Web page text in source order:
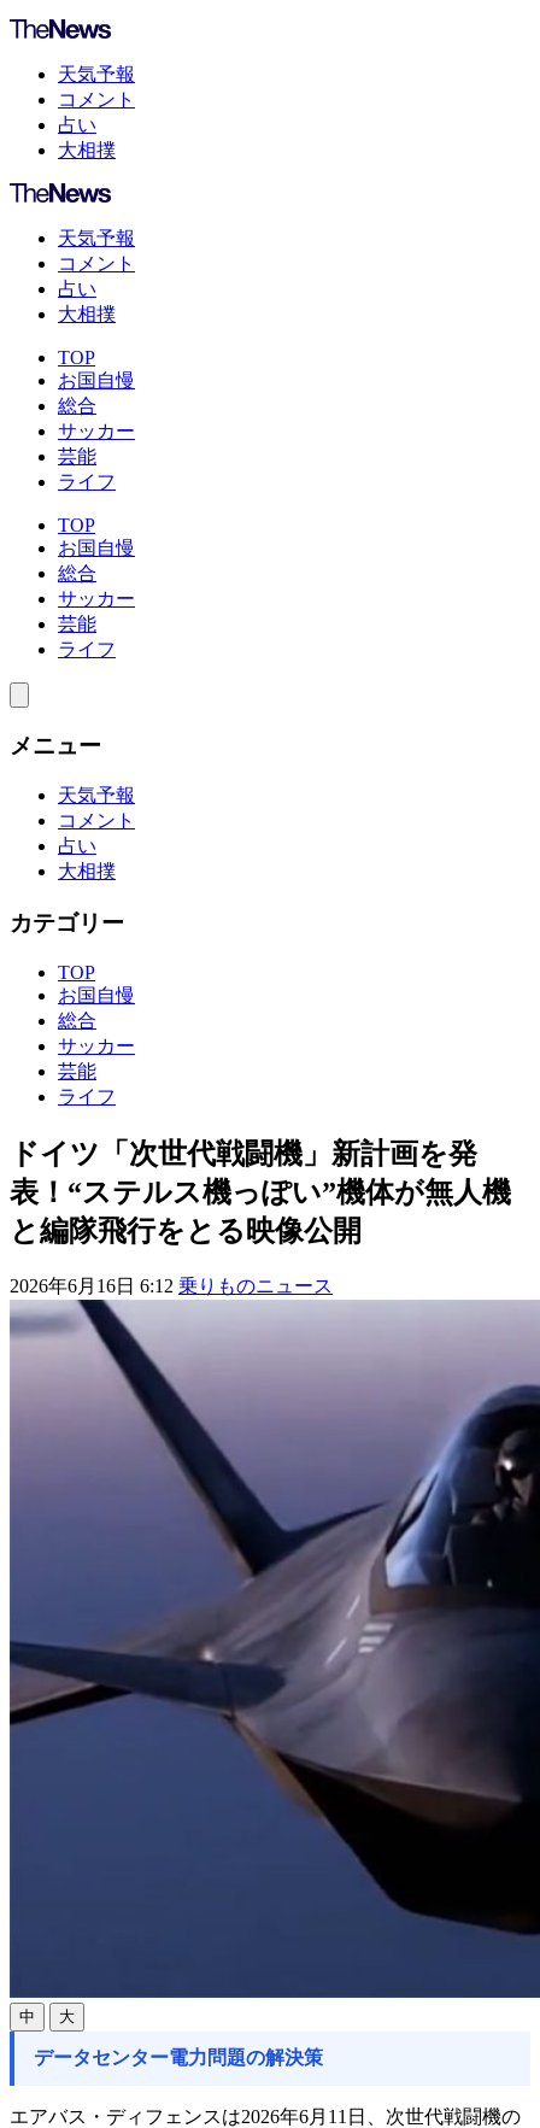
天気予報
コメント
占い
大相撲
天気予報
コメント
占い
大相撲
TOP
お国自慢
総合
サッカー
芸能
ライフ
TOP
お国自慢
総合
サッカー
芸能
ライフ
メニュー
天気予報
コメント
占い
大相撲
カテゴリー
TOP
お国自慢
総合
サッカー
芸能
ライフ
ドイツ「次世代戦闘機」新計画を発
表！“ステルス機っぽい”機体が無人機
と編隊飛行をとる映像公開
2026年6月16日 6:12 乗りものニュース
中 大
データセンター電力問題の解決策
エアバス・ディフェンスは2026年6月11日、次世代戦闘機の